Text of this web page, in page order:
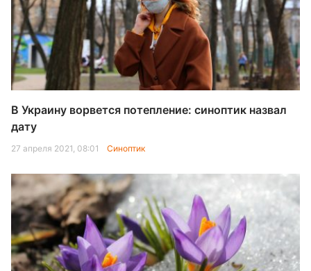
В Украину ворвется потепление: синоптик назвал
дату
27 апреля 2021, 08:01 Синоптик